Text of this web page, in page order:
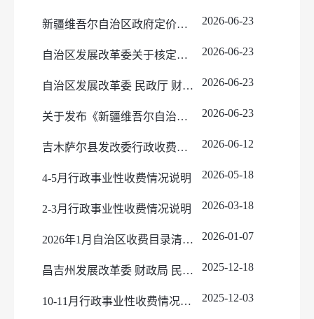
新疆维吾尔自治区政府定价的经营服务性收费目录清单（2026版） 2026-06-23
自治区发展改革委关于核定新疆维吾尔自治区国有产权交易服务收费标准的通知新发改服价〔2026〕374号 2026-06-23
自治区发展改革委 民政厅 财政厅关于贯彻落实《国家发展改革委 民政部 财政部 关于进一步完善殡葬服务收费政策的通知》的通知 2026-06-23
关于发布《新疆维吾尔自治区部门涉企保证金目录清单（2025年版）》的公告 2026-06-23
吉木萨尔县发改委行政收费目录清单 2026-06-12
4-5月行政事业性收费情况说明 2026-05-18
2-3月行政事业性收费情况说明 2026-03-18
2026年1月自治区收费目录清单更新说明 2026-01-07
昌吉州发展改革委 财政局 民政局 市场监督管理局关于制定昌吉州殡仪延伸服务和公益性公墓服务收费标准的通知 2025-12-18
10-11月行政事业性收费情况说明 2025-12-03